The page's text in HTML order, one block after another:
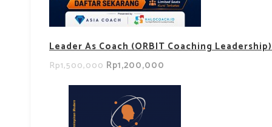
Leader As Coach (ORBIT Coaching Leadership)
Rp1,500,000 Rp1,200,000